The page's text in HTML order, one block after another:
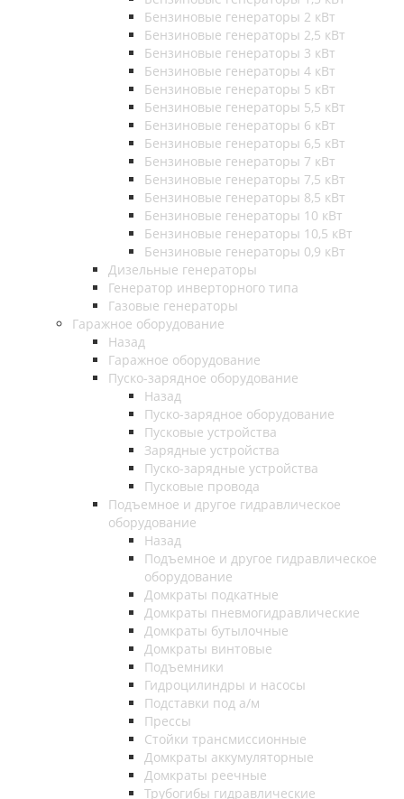
Бензиновые генераторы 2 кВт
Бензиновые генераторы 2,5 кВт
Бензиновые генераторы 3 кВт
Бензиновые генераторы 4 кВт
Бензиновые генераторы 5 кВт
Бензиновые генераторы 5,5 кВт
Бензиновые генераторы 6 кВт
Бензиновые генераторы 6,5 кВт
Бензиновые генераторы 7 кВт
Бензиновые генераторы 7,5 кВт
Бензиновые генераторы 8,5 кВт
Бензиновые генераторы 10 кВт
Бензиновые генераторы 10,5 кВт
Бензиновые генераторы 0,9 кВт
Дизельные генераторы
Генератор инверторного типа
Газовые генераторы
Гаражное оборудование
Назад
Гаражное оборудование
Пуско-зарядное оборудование
Назад
Пуско-зарядное оборудование
Пусковые устройства
Зарядные устройства
Пуско-зарядные устройства
Пусковые провода
Подъемное и другое гидравлическое
оборудование
Назад
Подъемное и другое гидравлическое
оборудование
Домкраты подкатные
Домкраты пневмогидравлические
Домкраты бутылочные
Домкраты винтовые
Подъемники
Гидроцилиндры и насосы
Подставки под а/м
Прессы
Стойки трансмиссионные
Домкраты аккумуляторные
Домкраты реечные
Трубогибы гидравлические